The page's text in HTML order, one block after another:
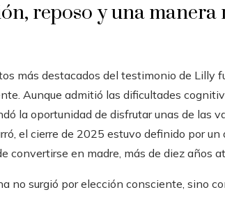
reposo y una manera
más destacados del testimonio de Lilly
Aunque admitió las dificultades
la oportunidad de disfrutar unas de las
el cierre de 2025 estuvo definido por
convertirse en madre, más de diez años
no surgió por elección consciente, sino